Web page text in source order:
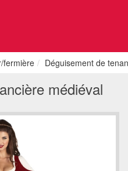
fermière Déguisement de
médiéval